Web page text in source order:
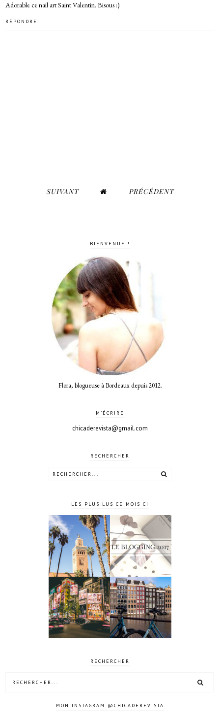
Adorable ce nail art Saint Valentin. Bisous :)
RÉPONDRE
SUIVANT PRÉCÉDENT
BIENVENUE !
Flora, blogueuse à Bordeaux depuis 2012.
M'ÉCRIRE
chicaderevista@gmail.com
RECHERCHER
LES PLUS LUS CE MOIS CI
4 jours à
Marrakech
Le blogging
2017 ?
10 jours à
Tokyo au
Japon
4 jours à
Amsterdam
RECHERCHER
MON INSTAGRAM @CHICADEREVISTA